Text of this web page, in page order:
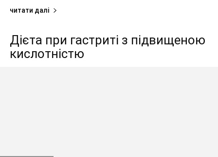
читати далі
Дієта при гастриті з підвищеною
кислотністю